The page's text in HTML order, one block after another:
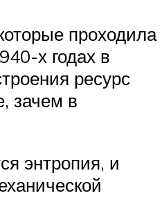
проходила
х годах в
ресурс
зачем в
энтропия, и